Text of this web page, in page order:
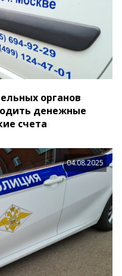
органов
денежные
счета
04.08.2025